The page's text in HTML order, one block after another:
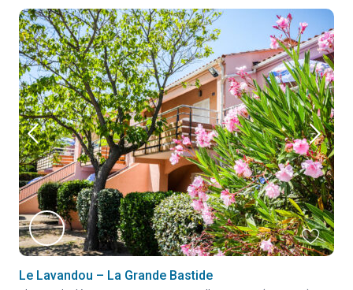
Le Lavandou – La Grande Bastide